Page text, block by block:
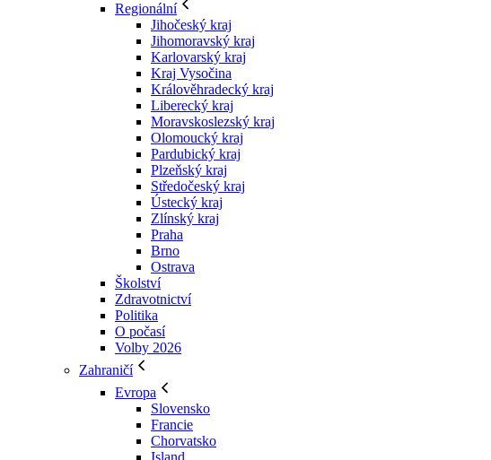
Regionální
Jihočeský kraj
Jihomoravský kraj
Karlovarský kraj
Kraj Vysočina
Králověhradecký kraj
Liberecký kraj
Moravskoslezský kraj
Olomoucký kraj
Pardubický kraj
Plzeňský kraj
Středočeský kraj
Ústecký kraj
Zlínský kraj
Praha
Brno
Ostrava
Školství
Zdravotnictví
Politika
O počasí
Volby 2026
Zahraničí
Evropa
Slovensko
Francie
Chorvatsko
Island